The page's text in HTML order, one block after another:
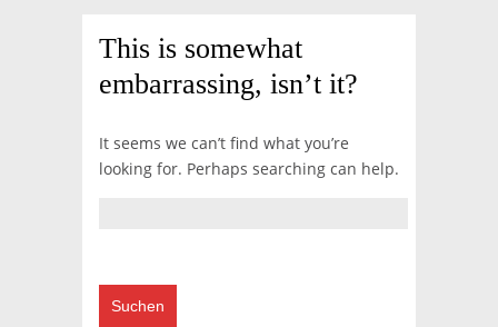
This is somewhat
embarrassing, isn’t it?
It seems we can’t find what you’re
looking for. Perhaps searching can help.